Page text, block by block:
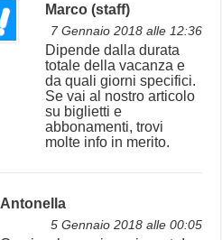
Marco (staff)
7 Gennaio 2018 alle 12:36
Dipende dalla durata
totale della vacanza e
da quali giorni specifici.
Se vai al nostro articolo
su biglietti e
abbonamenti, trovi
molte info in merito.
Antonella
5 Gennaio 2018 alle 00:05